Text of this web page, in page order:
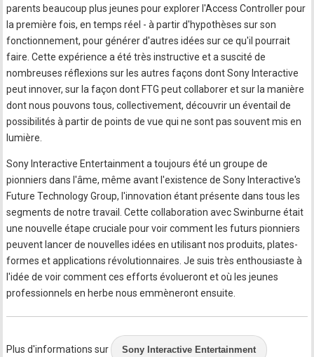
parents beaucoup plus jeunes pour explorer l'Access Controller pour
la première fois, en temps réel - à partir d'hypothèses sur son
fonctionnement, pour générer d'autres idées sur ce qu'il pourrait
faire. Cette expérience a été très instructive et a suscité de
nombreuses réflexions sur les autres façons dont Sony Interactive
peut innover, sur la façon dont FTG peut collaborer et sur la manière
dont nous pouvons tous, collectivement, découvrir un éventail de
possibilités à partir de points de vue qui ne sont pas souvent mis en
lumière.
Sony Interactive Entertainment a toujours été un groupe de
pionniers dans l'âme, même avant l'existence de Sony Interactive's
Future Technology Group, l'innovation étant présente dans tous les
segments de notre travail. Cette collaboration avec Swinburne était
une nouvelle étape cruciale pour voir comment les futurs pionniers
peuvent lancer de nouvelles idées en utilisant nos produits, plates-
formes et applications révolutionnaires. Je suis très enthousiaste à
l'idée de voir comment ces efforts évolueront et où les jeunes
professionnels en herbe nous emmèneront ensuite.
Plus d'informations sur Sony Interactive Entertainment